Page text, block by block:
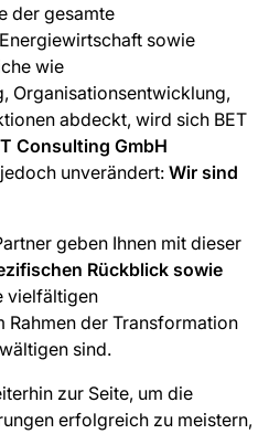
der gesamte
sowie
wie
Organisationsentwicklung,
abdeckt, wird sich BET
Consulting GmbH
unverändert: Wir sind
geben Ihnen mit dieser
Rückblick sowie
vielfältigen
Rahmen der Transformation
sind.
zur Seite, um die
erfolgreich zu meistern,